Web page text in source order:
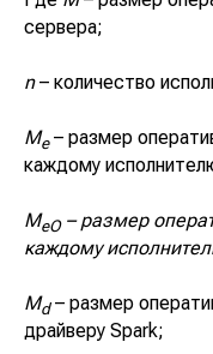
сервера;
n– количество
Me – размер
каждому
MeO– размер
каждому
Md – размер
драйверу Spark;